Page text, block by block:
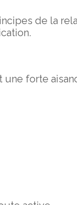
de la
une forte